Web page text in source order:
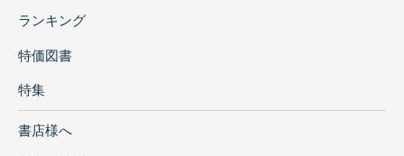
ランキング
特価図書
特集
書店様へ